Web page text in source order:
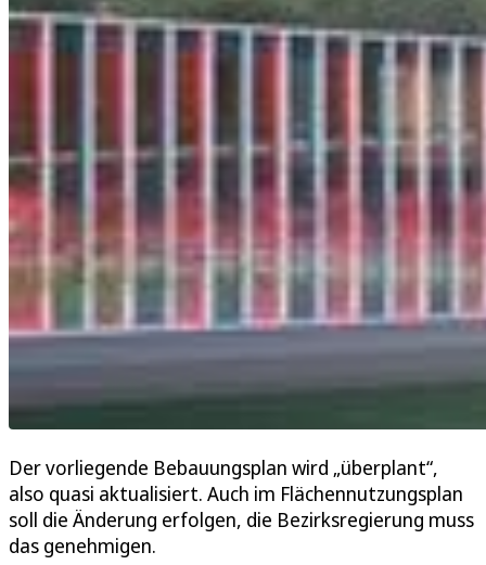
Der vorliegende Bebauungsplan wird „überplant“,
also quasi aktualisiert. Auch im Flächennutzungsplan
soll die Änderung erfolgen, die Bezirksregierung muss
das genehmigen.